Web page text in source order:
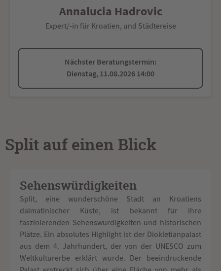
Annalucia Hadrovic
Expert/-in für Kroatien, und Städtereise
Nächster Beratungstermin:
Dienstag, 11.08.2026 14:00
Split auf einen Blick
Sehenswürdigkeiten
Split, eine wunderschöne Stadt an Kroatiens
dalmatinischer Küste, ist bekannt für ihre
faszinierenden Sehenswürdigkeiten und historischen
Plätze. Ein absolutes Highlight ist der Diokletianpalast
aus dem 4. Jahrhundert, der von der UNESCO zum
Weltkulturerbe erklärt wurde. Der beeindruckende